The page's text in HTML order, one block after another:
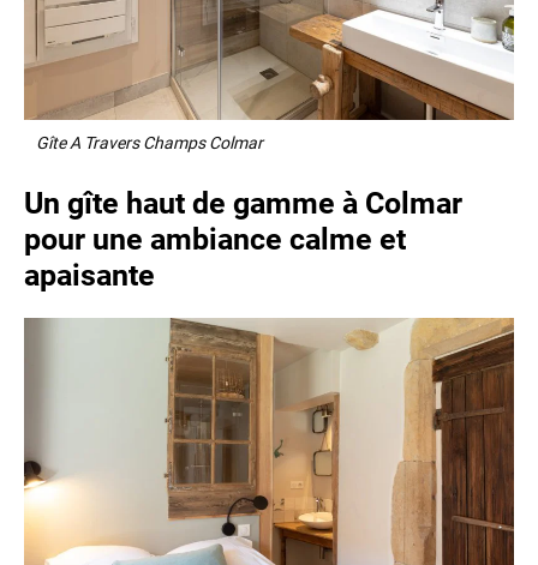
Gîte A Travers Champs Colmar
Un gîte haut de gamme à Colmar
pour une ambiance calme et
apaisante